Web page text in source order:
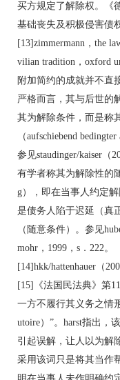
买方规定了解除权。《
基础丧失及积极侵害债
[13]zimmermann，the
vilian tradition，oxford
附加简约的成就并不直
严格而言，其与后世的
其为解除条件，而是称
（aufschiebend
参见staudinger/kaiser（
有学者称其为解除性的
g），即在当事人约定
是债务人陷于迟延（真
（随意条件）。参见
mohr，1999，s．222。
[14]hkk/hattenhauer（
[15]《法国民法典》第
一方不履行其义务之情
utoire）”。harst指出，
引起误解，让人以为解
采用该词只是将其当作